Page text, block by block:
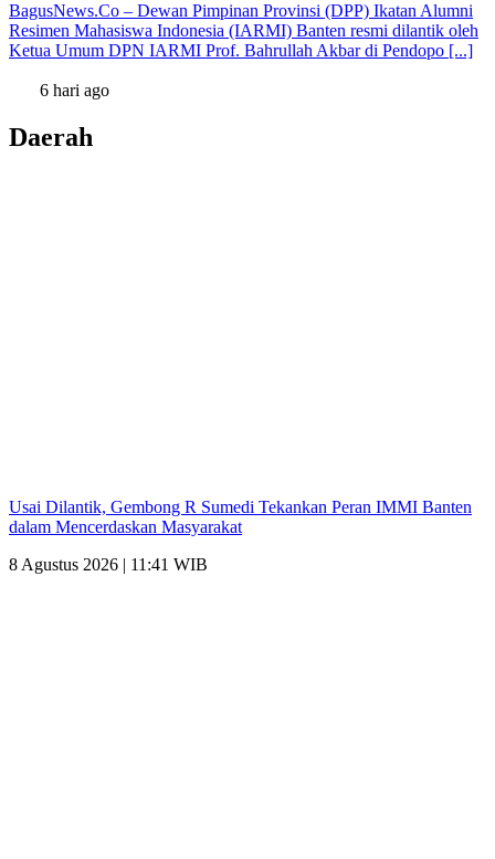
BagusNews.Co – Dewan Pimpinan Provinsi (DPP) Ikatan Alumni
Resimen Mahasiswa Indonesia (IARMI) Banten resmi dilantik oleh
Ketua Umum DPN IARMI Prof. Bahrullah Akbar di Pendopo [...]
6 hari ago
Daerah
Usai Dilantik, Gembong R Sumedi Tekankan Peran IMMI Banten
dalam Mencerdaskan Masyarakat
8 Agustus 2026 | 11:41 WIB